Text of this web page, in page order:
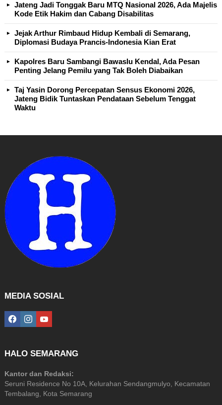
Jateng Jadi Tonggak Baru MTQ Nasional 2026, Ada Majelis
Kode Etik Hakim dan Cabang Disabilitas
Jejak Arthur Rimbaud Hidup Kembali di Semarang,
Diplomasi Budaya Prancis-Indonesia Kian Erat
Kapolres Baru Sambangi Bawaslu Kendal, Ada Pesan
Penting Jelang Pemilu yang Tak Boleh Diabaikan
Taj Yasin Dorong Percepatan Sensus Ekonomi 2026,
Jateng Bidik Tuntaskan Pendataan Sebelum Tenggat
Waktu
MEDIA SOSIAL
facebookinstagramyoutube
HALO SEMARANG
Kantor dan Redaksi:
Seruni Residence No 10A, Kelurahan Sendangmulyo, Kecamatan
Tembalang, Kota Semarang